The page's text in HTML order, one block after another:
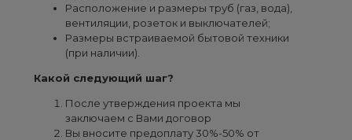
Расположение и размеры труб (газ, вода),
вентиляции, розеток и выключателей;
Размеры встраиваемой бытовой техники
(при наличии).
Какой следующий шаг?
После утверждения проекта мы
заключаем с Вами договор
Вы вносите предоплату 30%-50% от